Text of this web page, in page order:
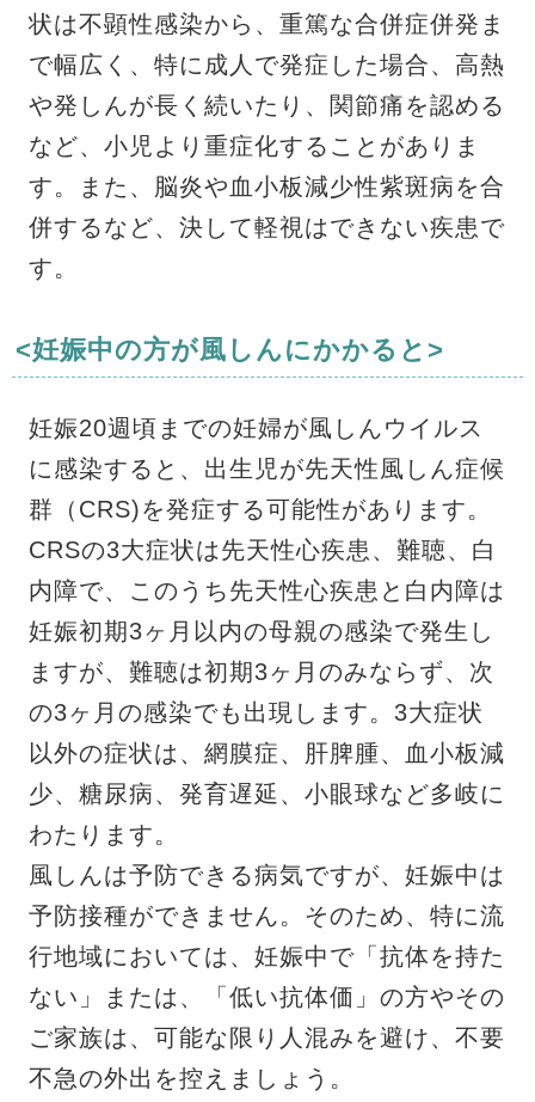
状は不顕性感染から、重篤な合併症併発ま
で幅広く、特に成人で発症した場合、高熱
や発しんが長く続いたり、関節痛を認める
など、小児より重症化することがありま
す。また、脳炎や血小板減少性紫斑病を合
併するなど、決して軽視はできない疾患で
す。
<妊娠中の方が風しんにかかると>
妊娠20週頃までの妊婦が風しんウイルス
に感染すると、出生児が先天性風しん症候
群（CRS)を発症する可能性があります。
CRSの3大症状は先天性心疾患、難聴、白
内障で、このうち先天性心疾患と白内障は
妊娠初期3ヶ月以内の母親の感染で発生し
ますが、難聴は初期3ヶ月のみならず、次
の3ヶ月の感染でも出現します。3大症状
以外の症状は、網膜症、肝脾腫、血小板減
少、糖尿病、発育遅延、小眼球など多岐に
わたります。
風しんは予防できる病気ですが、妊娠中は
予防接種ができません。そのため、特に流
行地域においては、妊娠中で「抗体を持た
ない」または、「低い抗体価」の方やその
ご家族は、可能な限り人混みを避け、不要
不急の外出を控えましょう。